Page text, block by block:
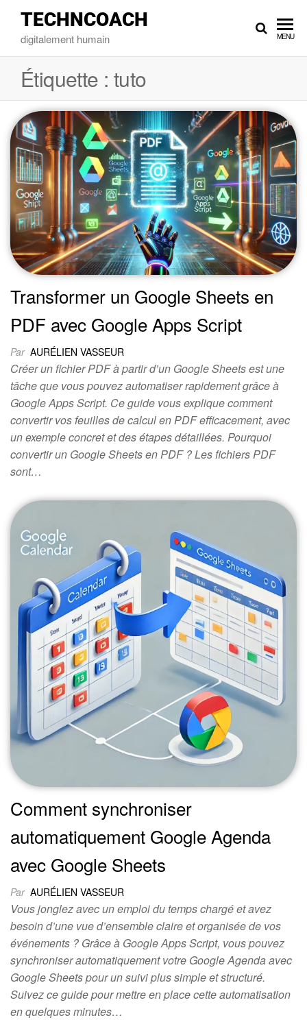
TECHNCOACH
digitalement humain MENU
Étiquette : tuto
Transformer un Google Sheets en
PDF avec Google Apps Script
Par AURÉLIEN VASSEUR
Créer un fichier PDF à partir d’un Google Sheets est une
tâche que vous pouvez automatiser rapidement grâce à
Google Apps Script. Ce guide vous explique comment
convertir vos feuilles de calcul en PDF efficacement, avec
un exemple concret et des étapes détaillées. Pourquoi
convertir un Google Sheets en PDF ? Les fichiers PDF
sont…
Comment synchroniser
automatiquement Google Agenda
avec Google Sheets
Par AURÉLIEN VASSEUR
Vous jonglez avec un emploi du temps chargé et avez
besoin d’une vue d’ensemble claire et organisée de vos
événements ? Grâce à Google Apps Script, vous pouvez
synchroniser automatiquement votre Google Agenda avec
Google Sheets pour un suivi plus simple et structuré.
Suivez ce guide pour mettre en place cette automatisation
en quelques minutes…